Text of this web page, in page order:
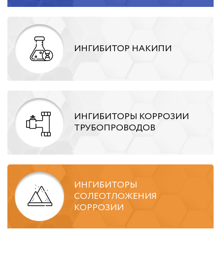
ИНГИБИТОР НАКИПИ
ИНГИБИТОРЫ КОРРОЗИИ
ТРУБОПРОВОДОВ
ИНГИБИТОРЫ
СОЛЕОТЛОЖЕНИЯ
КОРРОЗИИ